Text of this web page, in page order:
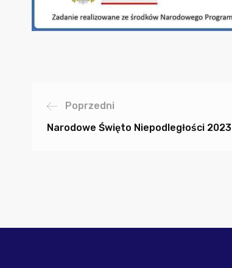
Poprzedni
Narodowe Święto Niepodległości 2023